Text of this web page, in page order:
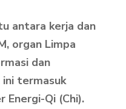
antara kerja dan
organ Limpa
dan
termasuk
Energi-Qi (Chi).